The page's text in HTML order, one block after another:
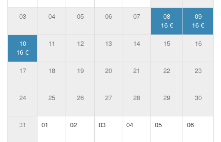
03 04 05 06 07
08
16 €
09
16 €
10
16 €
11 12 13 14 15 16
17 18 19 20 21 22 23
24 25 26 27 28 29 30
31 01 02 03 04 05 06